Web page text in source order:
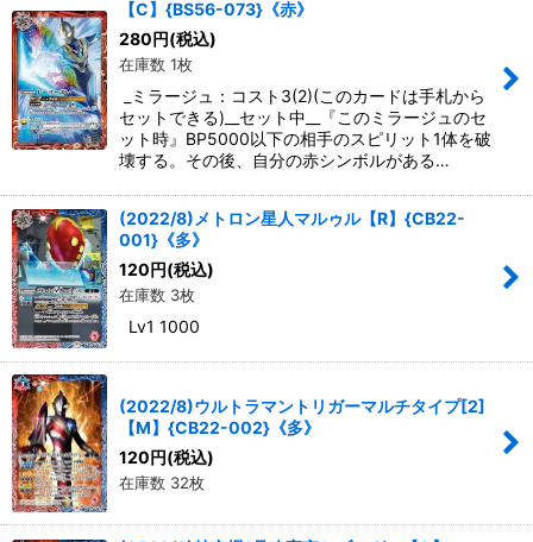
【C】{BS56-073}《赤》
280円(税込)
在庫数 1枚
_ミラージュ：コスト3(2)(このカードは手札から
セットできる)__セット中__『このミラージュのセ
ット時』BP5000以下の相手のスピリット1体を破
壊する。その後、自分の赤シンボルがある…
(2022/8)メトロン星人マルゥル【R】{CB22-
001}《多》
120円(税込)
在庫数 3枚
Lv1 1000
(2022/8)ウルトラマントリガーマルチタイプ[2]
【M】{CB22-002}《多》
120円(税込)
在庫数 32枚